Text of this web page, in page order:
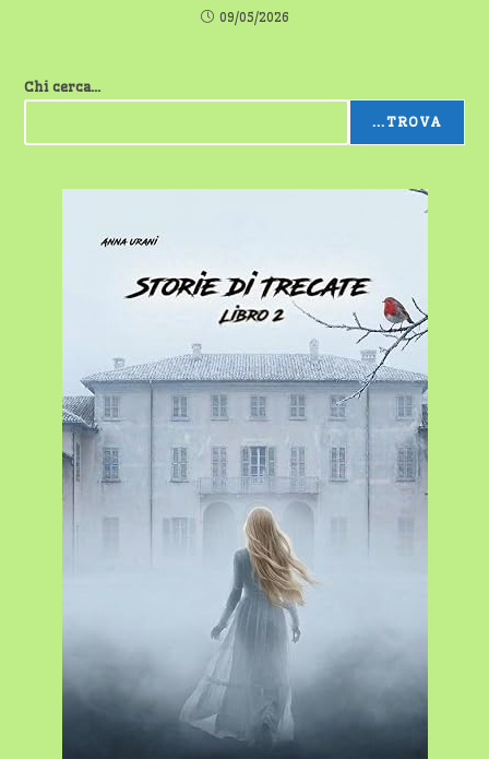
09/05/2026
Chi cerca...
...TROVA